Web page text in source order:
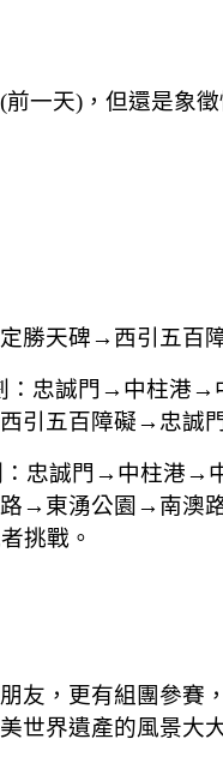
一天)，但還是象
勝天碑→西引五百
：忠誠門→中柱
五百障礙→忠誠門
：忠誠門→中柱港
→東湧公園→南澳
挑戰。
友，更有組團參賽
世界遺產的風景大